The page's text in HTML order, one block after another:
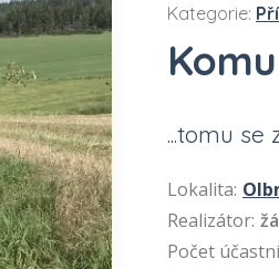
Kategorie:
...tomu se
Lokalita:
Realizátor:
Počet